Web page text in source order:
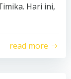
Hari ini,
read more